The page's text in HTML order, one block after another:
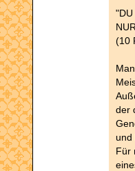
"DU
(10
der
und
Für